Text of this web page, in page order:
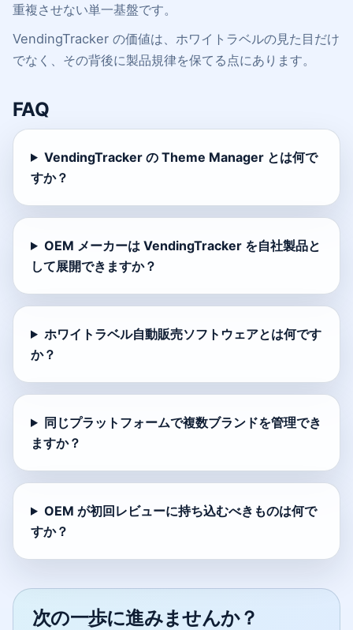
重複させない単一基盤です。
VendingTracker の価値は、ホワイトラベルの見た目だけ
でなく、その背後に製品規律を保てる点にあります。
FAQ
VendingTracker の Theme Manager とは何で
すか？
OEM メーカーは VendingTracker を自社製品と
して展開できますか？
ホワイトラベル自動販売ソフトウェアとは何です
か？
同じプラットフォームで複数ブランドを管理でき
ますか？
OEM が初回レビューに持ち込むべきものは何で
すか？
次の一歩に進みませんか？